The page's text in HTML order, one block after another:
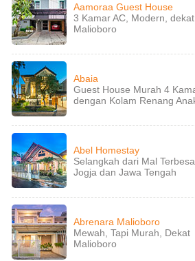
Aamoraa Guest House
3 Kamar AC, Modern, dekat
Malioboro
Abaia
Guest House Murah 4
dengan Kolam Renang
Abel Homestay
Selangkah dari Mal
Jogja dan Jawa Tengah
Abrenara Malioboro
Mewah, Tapi Murah, Dekat
Malioboro